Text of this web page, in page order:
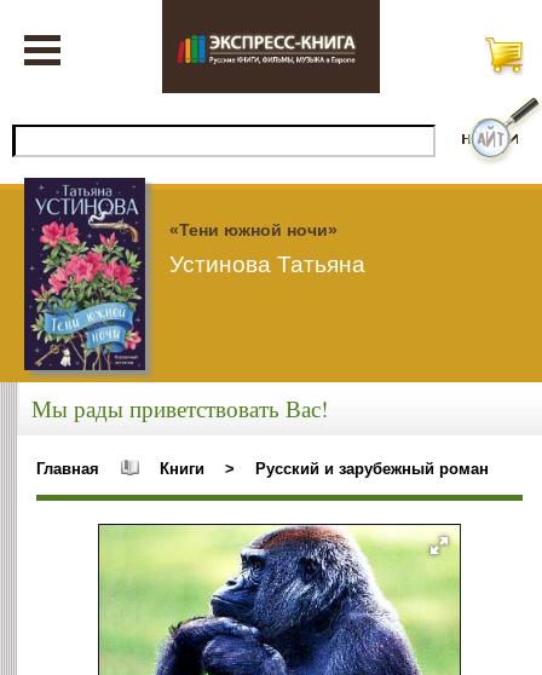
«Тени южной ночи»
Устинова Татьяна
Мы рады приветствовать Вас!
Главная Книги > Русский и зарубежный роман